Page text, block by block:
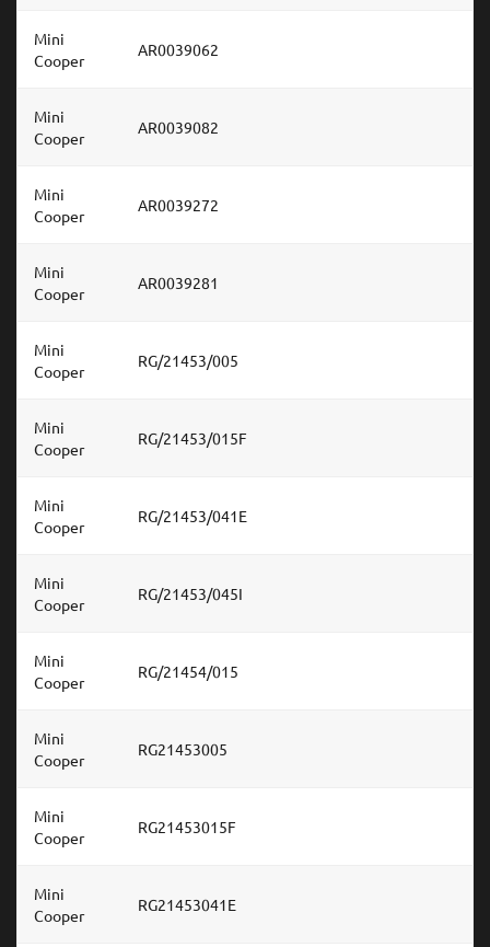
Mini
Cooper
AR0039062
Mini
Cooper
AR0039082
Mini
Cooper
AR0039272
Mini
Cooper
AR0039281
Mini
Cooper
RG/21453/005
Mini
Cooper
RG/21453/015F
Mini
Cooper
RG/21453/041E
Mini
Cooper
RG/21453/045I
Mini
Cooper
RG/21454/015
Mini
Cooper
RG21453005
Mini
Cooper
RG21453015F
Mini
Cooper
RG21453041E